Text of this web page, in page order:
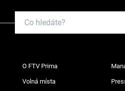
O FTV Prima
Volná místa